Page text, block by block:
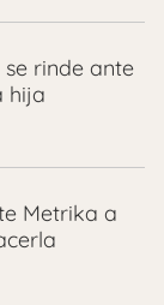
rinde ante
hija
Metrika a